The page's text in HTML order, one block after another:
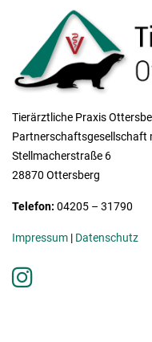
Tierärztliche Praxis
Partnerschaftsgesellschaft
Stellmacherstraße 6
28870 Ottersberg
Telefon: 04205 – 31790
Impressum | Datenschutz